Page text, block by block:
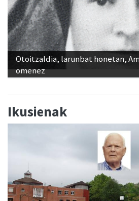
Otoitzaldia, larunbat honetan,
omenez
Ikusienak